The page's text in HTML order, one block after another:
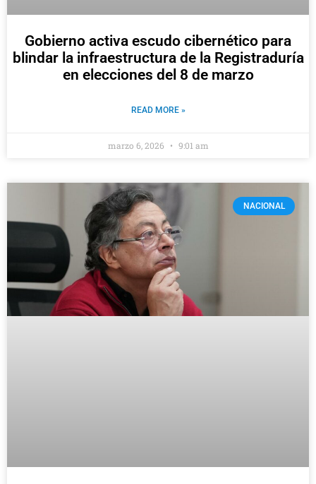
Gobierno activa escudo cibernético para
blindar la infraestructura de la Registraduría
en elecciones del 8 de marzo
READ MORE »
marzo 6, 2026 9:01 am
NACIONAL